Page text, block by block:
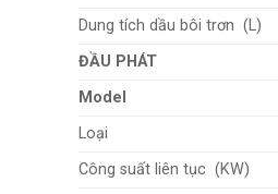
Dung tích dầu bôi trơn (L)
ĐẦU PHÁT
Model
Loại
Công suất liên tục (KW)